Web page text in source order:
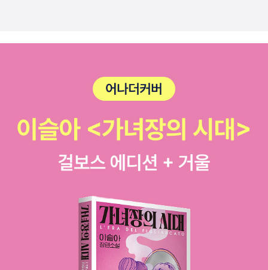
옳은 말이고 좋은 말이다. 계속 내가 서운하니 나만 옳아 너는
좋은 관계란 자주 볼 수 없어도 서로를 걱정해주고 응원해주며 언
제 봐도 좋은 관계이다. 미워하다 보면 미움받는 사람보다 미워하
차라리 그냥 무시하자.저자가 작가가 될 수 있었던 이유는 적당한
아야 한다. 그래야 나에게 더 잘 어울리는 것을 찾기 위해 길을 떠
은 아닐까. 무기력에서 좋아지는 방법은 간단하다. 만약 평생 무
기력 했다면 그건 치료를 받아야 할지 모르지만 요즘 무기력하다
면 충분히 쉬면 다시 힘을 찾게 된다. 변하기 위해 필요한 3가지
첫째, 본인이 변하고 싶어 하는 의지.둘째, 변하기 위한 시간.셋